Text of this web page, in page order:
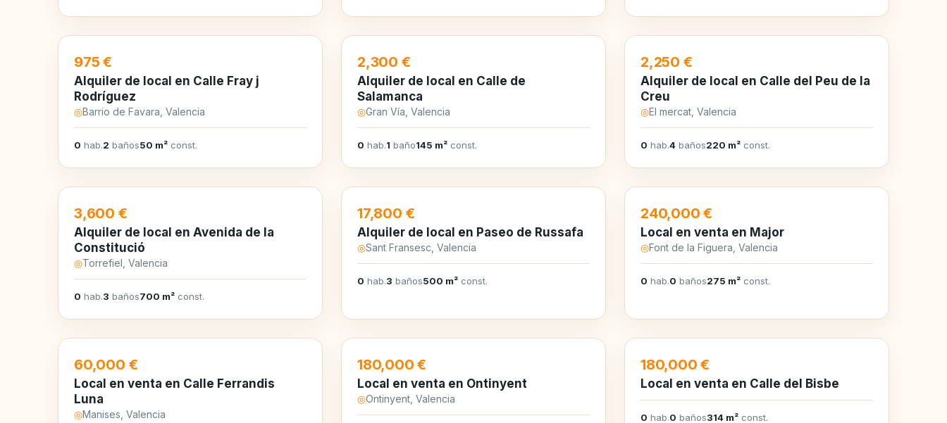
EN ALQUILER
975 €
Alquiler de local en Calle Fray j
Rodríguez
◎Barrio de Favara, Valencia
0 hab.2 baños50 m² const.
EN ALQUILER
2,300 €
Alquiler de local en Calle de
Salamanca
◎Gran Vía, Valencia
0 hab.1 baño145 m² const.
EN ALQUILER
2,250 €
Alquiler de local en Calle del Peu de la
Creu
◎El mercat, Valencia
0 hab.4 baños220 m² const.
EN ALQUILER
3,600 €
Alquiler de local en Avenida de la
Constitució
◎Torrefiel, Valencia
0 hab.3 baños700 m² const.
EN ALQUILER
17,800 €
Alquiler de local en Paseo de Russafa
◎Sant Fransesc, Valencia
0 hab.3 baños500 m² const.
EN VENTA
240,000 €
Local en venta en Major
◎Font de la Figuera, Valencia
0 hab.0 baños275 m² const.
EN VENTA
60,000 €
Local en venta en Calle Ferrandis
Luna
◎Manises, Valencia
EN VENTA
180,000 €
Local en venta en Ontinyent
◎Ontinyent, Valencia
EN VENTA
180,000 €
Local en venta en Calle del Bisbe
0 hab.0 baños314 m² const.